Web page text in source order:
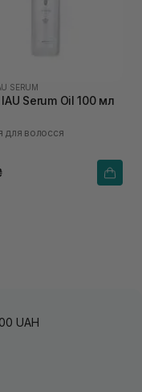
SERUM
IAU Serum Oil 100 мл
для волосся
UAH